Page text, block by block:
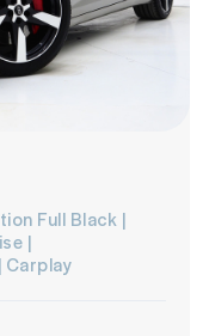
Full Black |
|
Carplay